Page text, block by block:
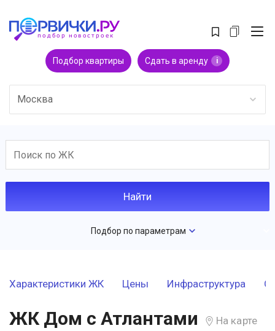
Подбор квартиры Сдать в аренду i
Москва
Подбор по параметрам
Характеристики ЖК Цены Инфраструктура
ЖК Дом с Атлантами
На карте